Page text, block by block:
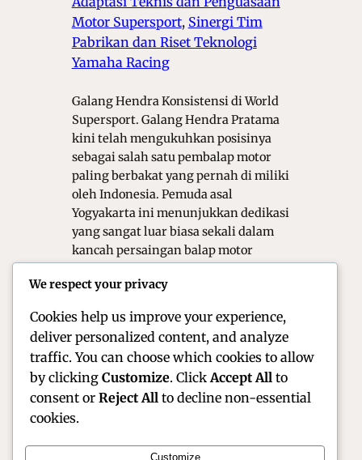
Motor Supersport, Sinergi Tim
Pabrikan dan Riset Teknologi
Yamaha Racing
Galang Hendra Konsistensi di World
Supersport. Galang Hendra Pratama
kini telah mengukuhkan posisinya
sebagai salah satu pembalap motor
paling berbakat yang pernah di miliki
oleh Indonesia. Pemuda asal
Yogyakarta ini menunjukkan dedikasi
yang sangat luar biasa sekali dalam
kancah persaingan balap motor
Supersport (WSSP) merupakan bukti
We respect your privacy
Cookies help us improve your experience,
deliver personalized content, and analyze
traffic. You can choose which cookies to allow
by clicking Customize. Click Accept All to
consent or Reject All to decline non-essential
cookies.
Customize